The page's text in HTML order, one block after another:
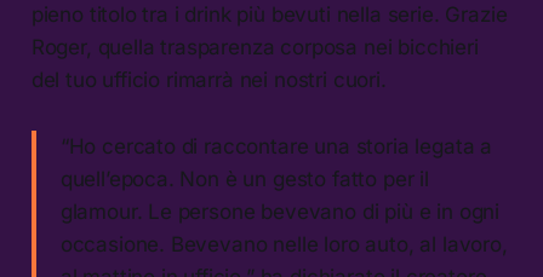
pieno titolo tra i drink più bevuti nella serie. Grazie
Roger, quella trasparenza corposa nei bicchieri
del tuo ufficio rimarrà nei nostri cuori.
“Ho cercato di raccontare una storia legata a
quell’epoca. Non è un gesto fatto per il
glamour. Le persone bevevano di più e in ogni
occasione. Bevevano nelle loro auto, al lavoro,